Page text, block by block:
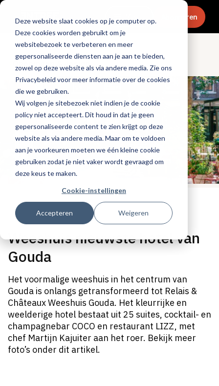
Deze website slaat cookies op je computer op.
Deze cookies worden gebruikt om je
websitebezoek te verbeteren en meer
gepersonaliseerde diensten aan je aan te bieden,
zowel op deze website als via andere media. Zie ons
Privacybeleid voor meer informatie over de cookies
die we gebruiken.
Wij volgen je sitebezoek niet indien je de cookie
policy niet accepteert. Dit houd in dat je geen
gepersonaliseerde content te zien krijgt op deze
website als via andere media. Maar om te voldoen
aan je voorkeuren moeten we één kleine cookie
gebruiken zodat je niet vaker wordt gevraagd om
deze keus te maken.
Cookie-instellingen
Accepteren Weigeren
Menu Abonneren
Openingen & design
Tags:hotels
Gepubliceerd op: 31 mei 2021
Weeshuis nieuwste hotel van
Gouda
Het voormalige weeshuis in het centrum van
Gouda is onlangs getransformeerd tot Relais &
Châteaux Weeshuis Gouda. Het kleurrijke en
weelderige hotel bestaat uit 25 suites, cocktail- en
champagnebar COCO en restaurant LIZZ, met
chef Martijn Kajuiter aan het roer. Bekijk meer
foto’s onder dit artikel.